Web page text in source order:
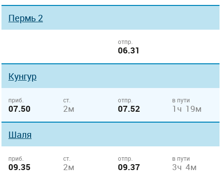
Пермь 2
отпр.
06.31
Кунгур
приб.
07.50
ст.
2м
отпр.
07.52
в пути
1ч 19м
Шаля
приб.
09.35
ст.
2м
отпр.
09.37
в пути
3ч 4м